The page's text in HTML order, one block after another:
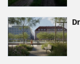
otworzy się w